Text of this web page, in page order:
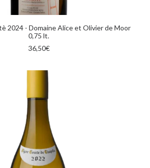
AGGIUNGI AL CARRELLO
2024 - Domaine Alice et Olivier de Moor
0,75 lt.
36,50€